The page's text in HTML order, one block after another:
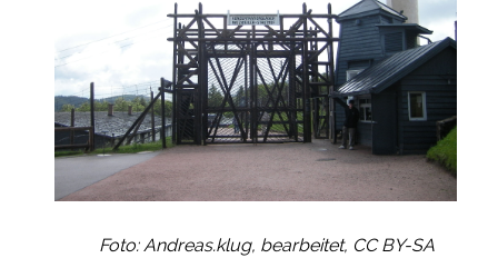
Foto: Andreas.klug, bearbeitet, CC BY-SA